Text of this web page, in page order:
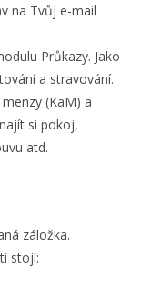
na Tvůj e-mail
Průkazy. Jako
a stravování.
(KaM) a
si pokoj,
atd.
záložka.
stojí: